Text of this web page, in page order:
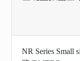
NR Series Small